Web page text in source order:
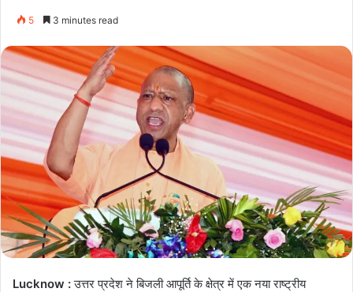
5 3 minutes read
Lucknow :उत्तर प्रदेश ने बिजली आपूर्ति के क्षेत्र में एक नया राष्ट्रीय